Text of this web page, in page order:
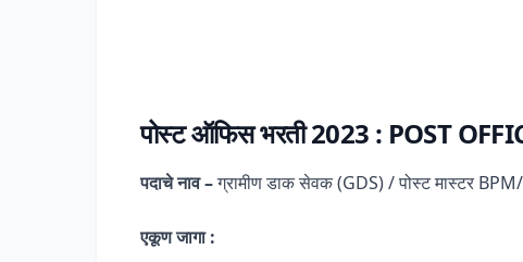
पोस्ट ऑफिस भरती 2023 : POST
पदाचे नाव –ग्रामीण डाक सेवक (GDS) / पोस्ट मास्टर
एकूण जागा :